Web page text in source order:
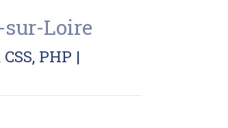
Loire
PHP |